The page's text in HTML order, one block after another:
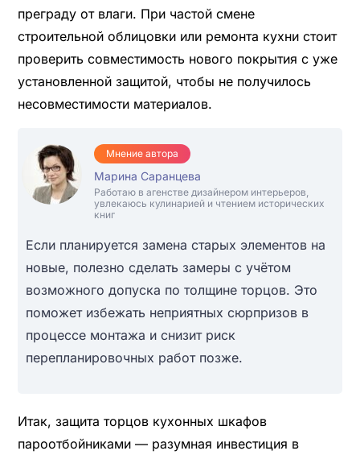
преграду от влаги. При частой смене
строительной облицовки или ремонта кухни стоит
проверить совместимость нового покрытия с уже
установленной защитой, чтобы не получилось
несовместимости материалов.
Мнение автора
Марина Саранцева
Работаю в агенстве дизайнером интерьеров,
увлекаюсь кулинарией и чтением исторических
книг
Если планируется замена старых элементов на
новые, полезно сделать замеры с учётом
возможного допускa по толщине торцов. Это
поможет избежать неприятных сюрпризов в
процессе монтажа и снизит риск
перепланировочных работ позже.
Итак, защита торцов кухонных шкафов
пароотбойниками — разумная инвестиция в